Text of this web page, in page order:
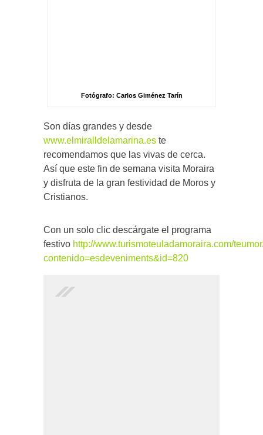
Fotógrafo: Carlos Giménez Tarín
Son días grandes y desde
www.elmiralldelamarina.es te
recomendamos que las vivas de cerca.
Así que este fin de semana visita Moraira
y disfruta de la gran festividad de Moros y
Cristianos.
Con un solo clic descárgate el programa
festivo http://www.turismoteuladamoraira.com/
contenido=esdeveniments&id=820